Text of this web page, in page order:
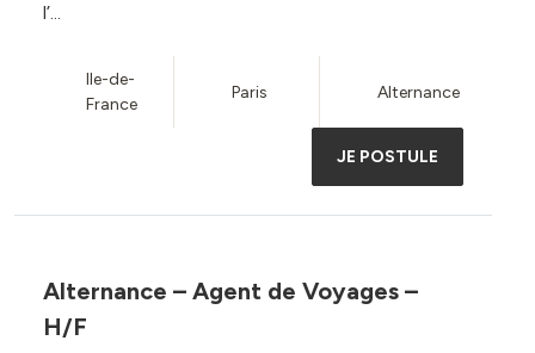
l’...
Ile-de-
France
Paris Alternance
JE POSTULE
Alternance – Agent de Voyages –
H/F